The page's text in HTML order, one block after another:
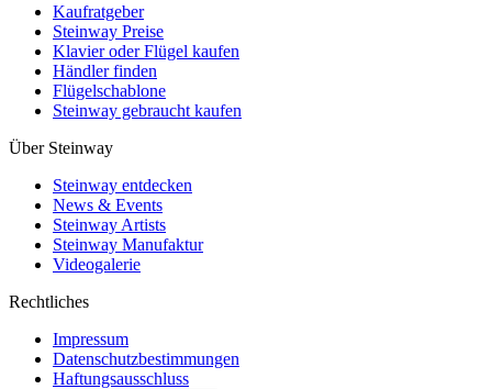
Kaufratgeber
Steinway Preise
Klavier oder Flügel kaufen
Händler finden
Flügelschablone
Steinway gebraucht kaufen
Über Steinway
Steinway entdecken
News & Events
Steinway Artists
Steinway Manufaktur
Videogalerie
Rechtliches
Impressum
Datenschutzbestimmungen
Haftungsausschluss